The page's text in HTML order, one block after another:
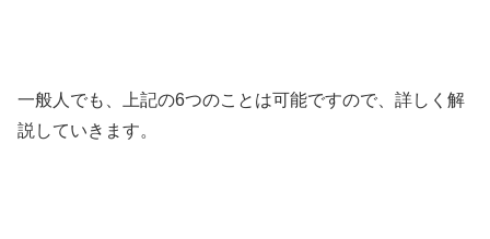
一般人でも、上記の6つのことは可能ですので、詳しく解
説していきます。